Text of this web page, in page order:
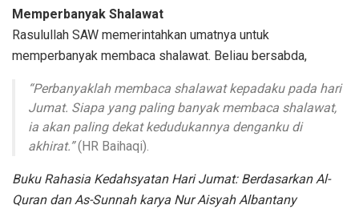
Memperbanyak Shalawat
Rasulullah SAW memerintahkan umatnya untuk
memperbanyak membaca shalawat. Beliau bersabda,
“Perbanyaklah membaca shalawat kepadaku pada hari
Jumat. Siapa yang paling banyak membaca shalawat,
ia akan paling dekat kedudukannya denganku di
akhirat.”(HR Baihaqi).
Buku Rahasia Kedahsyatan Hari Jumat: Berdasarkan Al-
Quran dan As-Sunnah karya Nur Aisyah Albantany